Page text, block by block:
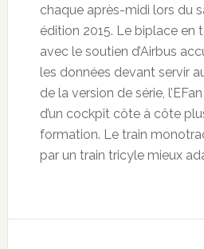
chaque après-midi lors du
édition 2015. Le biplace en
avec le soutien d’Airbus
les données devant servir
de la version de série,
d’un cockpit côte à côte
formation. Le train
par un train tricyle mieux